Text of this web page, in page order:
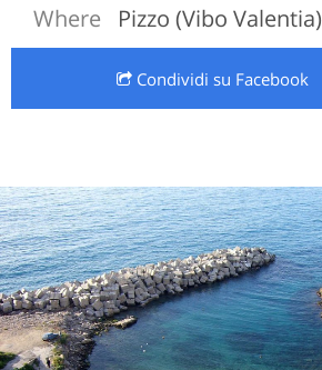
Where Pizzo (Vibo Valentia)
Condividi su Facebook